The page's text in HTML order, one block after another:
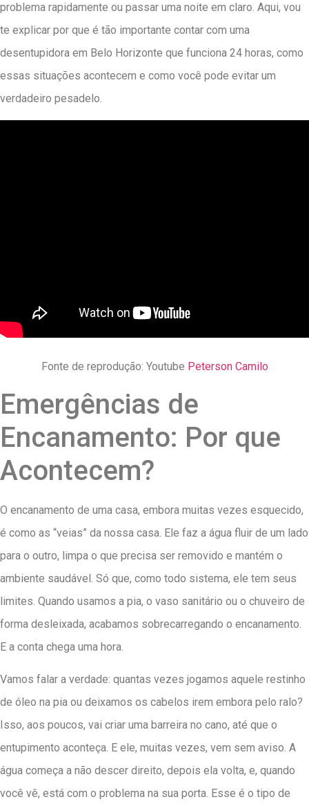
problema rapidamente ou passar uma noite em claro. Aqui, vou
te explicar por que é tão importante contar com uma
desentupidora em Belo Horizonte que funciona 24 horas, como
essas situações acontecem e como você pode evitar um
verdadeiro pesadelo.
Fonte de reprodução: Youtube Peterson Camilo
Emergências de
Encanamento: Por que
Acontecem?
O encanamento de uma casa, embora muitas vezes esquecido,
é como as “veias” da nossa casa. Ele faz a água fluir de um lado
para o outro, limpa o que precisa ser removido e mantém o
ambiente saudável. Só que, como todo sistema, ele tem seus
limites. Quando usamos a pia, o vaso sanitário ou o chuveiro de
forma desleixada, acabamos sobrecarregando o encanamento.
E a conta chega uma hora.
Vamos falar a verdade: quantas vezes jogamos aquele restinho
de óleo na pia ou deixamos os cabelos irem embora pelo ralo?
Isso, aos poucos, vai criar uma barreira no cano, até que o
entupimento aconteça. E ele, muitas vezes, vem sem aviso. A
água começa a não descer direito, depois ela volta, e, quando
você vê, está com o problema na sua porta. Esse é o tipo de